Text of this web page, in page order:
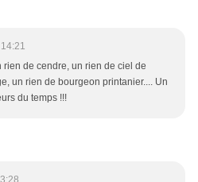
rien de cendre, un rien de ciel de
un rien de bourgeon printanier.... Un
du temps !!!